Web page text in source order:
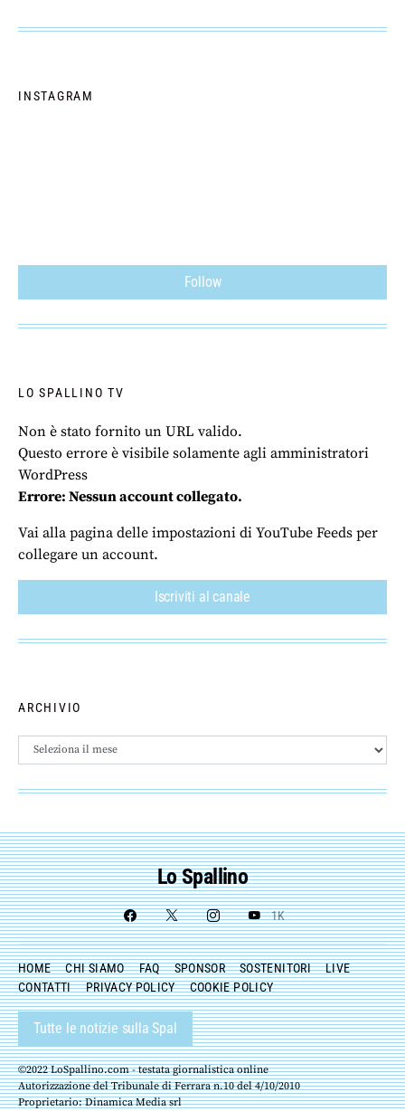
INSTAGRAM
Follow
LO SPALLINO TV
Non è stato fornito un URL valido.
Questo errore è visibile solamente agli amministratori
WordPress
Errore: Nessun account collegato.
Vai alla pagina delle impostazioni di YouTube Feeds per
collegare un account.
Iscriviti al canale
ARCHIVIO
Archivio
Lo Spallino
1K
HOME CHI SIAMO FAQ SPONSOR SOSTENITORI
LIVE
CONTATTI
PRIVACY POLICY COOKIE POLICY
Tutte le notizie sulla Spal
©2022 LoSpallino.com - testata giornalistica online
Autorizzazione del Tribunale di Ferrara n.10 del 4/10/2010
Proprietario: Dinamica Media srl